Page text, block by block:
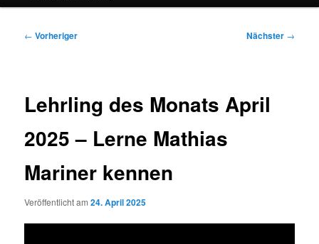
Beitragsnavigation
← Vorheriger Nächster →
Lehrling des Monats April
2025 – Lerne Mathias
Mariner kennen
Veröffentlicht am24. April 2025